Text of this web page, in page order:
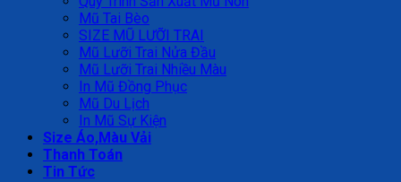
Mũ Tai Bèo
SIZE MŨ LƯỠI TRAI
Mũ Lưỡi Trai Nửa Đầu
Mũ Lưỡi Trai Nhiều Màu
In Mũ Đồng Phục
Mũ Du Lịch
In Mũ Sự Kiện
Size Áo,Màu Vải
Thanh Toán
Tin Tức